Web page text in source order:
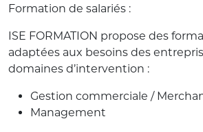
Formation de salariés :
ISE FORMATION propose des
adaptées aux besoins des
domaines d’intervention :
Gestion commerciale /
Management